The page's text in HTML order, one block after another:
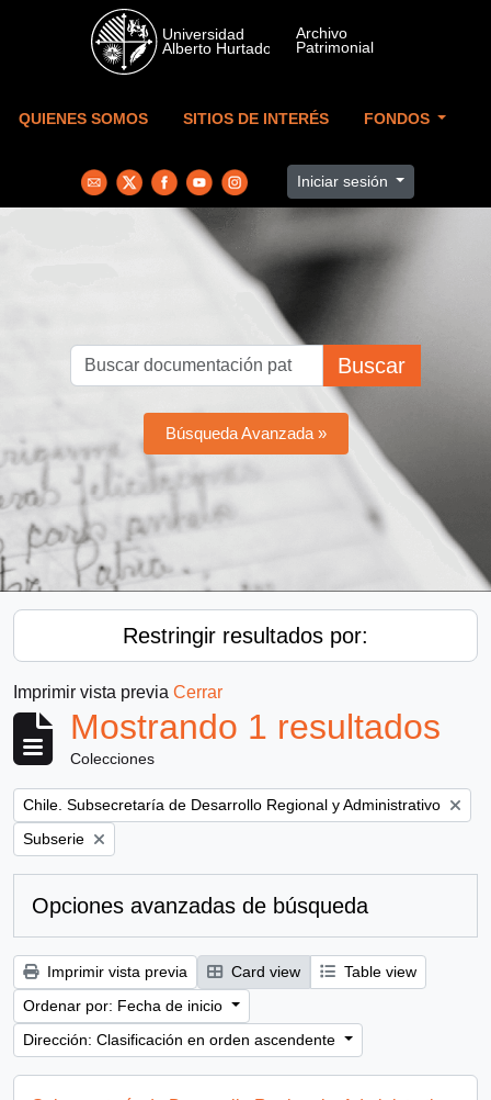
Skip to main content
QUIENES SOMOS SITIOS DE INTERÉS FONDOS
Iniciar sesión
Buscar
Búsqueda Avanzada »
Restringir resultados por:
Imprimir vista previa Cerrar
Mostrando 1 resultados
Colecciones
Remove filter:
Chile. Subsecretaría de Desarrollo Regional y Administrativo
Remove filter:
Subserie
Opciones avanzadas de búsqueda
Imprimir vista previa Card view
Table view
Ordenar por: Fecha de inicio
Dirección: Clasificación en orden ascendente